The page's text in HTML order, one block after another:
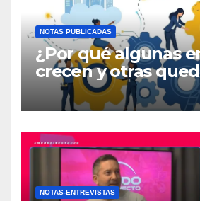
NOTAS PUBLICADAS
¿Por qué algunas
crecen y otras
atrapadas en el día
NOTAS-ENTREVISTAS